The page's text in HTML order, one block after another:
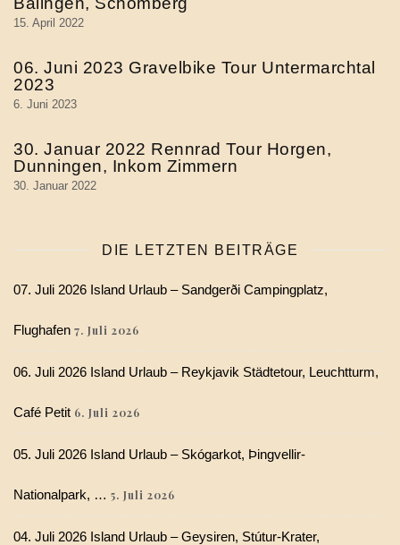
15. April 2022
06. Juni 2023 Gravelbike Tour Untermarchtal
2023
6. Juni 2023
30. Januar 2022 Rennrad Tour Horgen,
Dunningen, Inkom Zimmern
30. Januar 2022
DIE LETZTEN BEITRÄGE
07. Juli 2026 Island Urlaub – Sandgerði Campingplatz,
Flughafen 7. Juli 2026
06. Juli 2026 Island Urlaub – Reykjavik Städtetour, Leuchtturm,
Café Petit 6. Juli 2026
05. Juli 2026 Island Urlaub – Skógarkot, Þingvellir-
Nationalpark, … 5. Juli 2026
04. Juli 2026 Island Urlaub – Geysiren, Stútur-Krater,